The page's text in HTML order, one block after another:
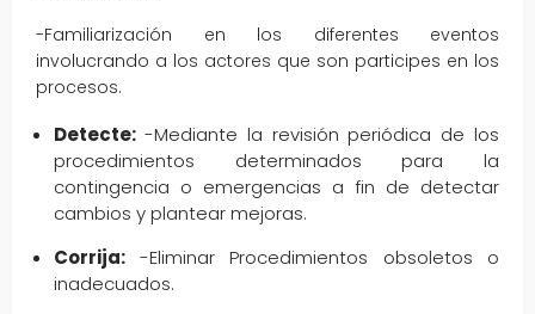
-Familiarización en los diferentes eventos
involucrando a los actores que son participes en los
procesos.
Detecte: -Mediante la revisión periódica de los
procedimientos determinados para la
contingencia o emergencias a fin de detectar
cambios y plantear mejoras.
Corrija: -Eliminar Procedimientos obsoletos o
inadecuados.